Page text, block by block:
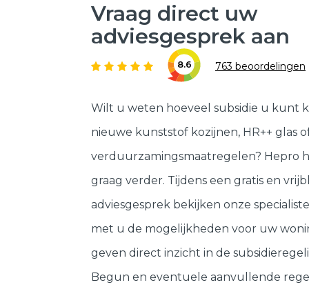
Vraag direct uw
adviesgesprek aan
8.6 763 beoordelingen
Wilt u weten hoeveel subsidie u kunt
nieuwe kunststof kozijnen, HR++ glas
verduurzamingsmaatregelen? Hepro
graag verder. Tijdens een gratis en
adviesgesprek bekijken onze
met u de mogelijkheden voor uw
geven direct inzicht in de
Begun en eventuele aanvullende